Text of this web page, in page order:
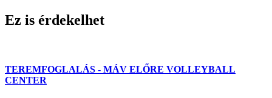
Ez is érdekelhet
TEREMFOGLALÁS - MÁV ELŐRE VOLLEYBALL
CENTER